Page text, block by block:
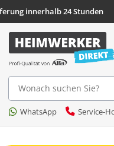
innerhalb 24 Stunden
Suche
WhatsApp Service-